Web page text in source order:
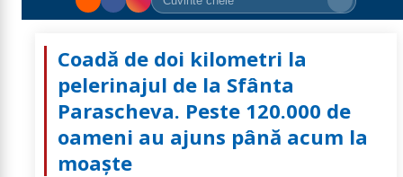
Coadă de doi kilometri la
pelerinajul de la Sfânta
Parascheva. Peste 120.000 de
oameni au ajuns până acum la
moaște